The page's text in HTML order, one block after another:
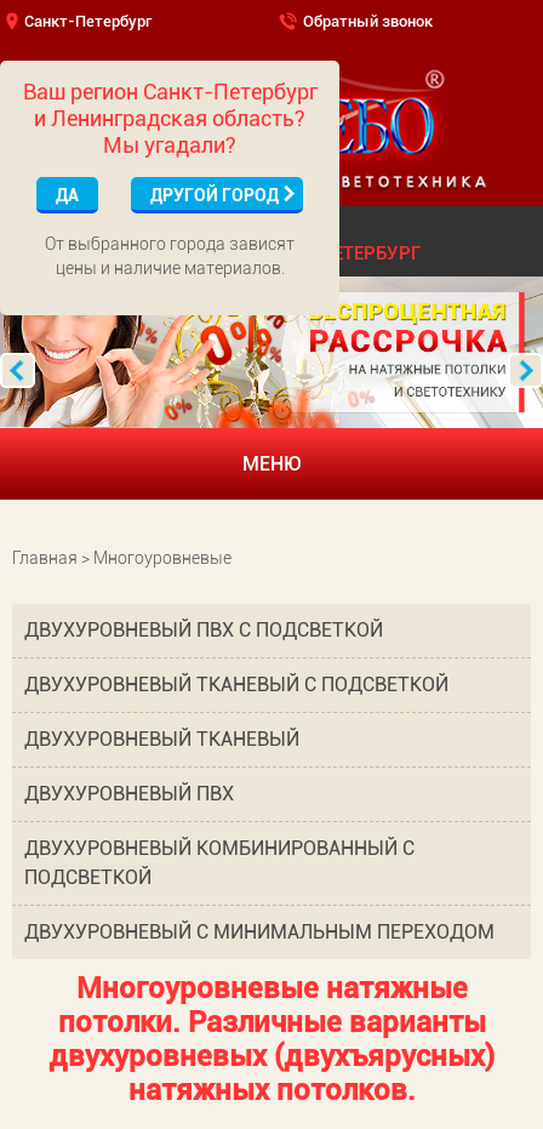
Санкт-Петербург Обратный звонок
(812)322-52-62САНКТ-ПЕТЕРБУРГ
МЕНЮ
Главная > Многоуровневые
ДВУХУРОВНЕВЫЙ ПВХ С ПОДСВЕТКОЙ
ДВУХУРОВНЕВЫЙ ТКАНЕВЫЙ С ПОДСВЕТКОЙ
ДВУХУРОВНЕВЫЙ ТКАНЕВЫЙ
ДВУХУРОВНЕВЫЙ ПВХ
ДВУХУРОВНЕВЫЙ КОМБИНИРОВАННЫЙ С
ПОДСВЕТКОЙ
ДВУХУРОВНЕВЫЙ С МИНИМАЛЬНЫМ ПЕРЕХОДОМ
Многоуровневые натяжные
потолки. Различные варианты
двухуровневых (двухъярусных)
натяжных потолков.
Ваш регион Санкт-Петербург
и Ленинградская область?
Мы угадали?
ДА ДРУГОЙ ГОРОД
От выбранного города зависят
цены и наличие материалов.